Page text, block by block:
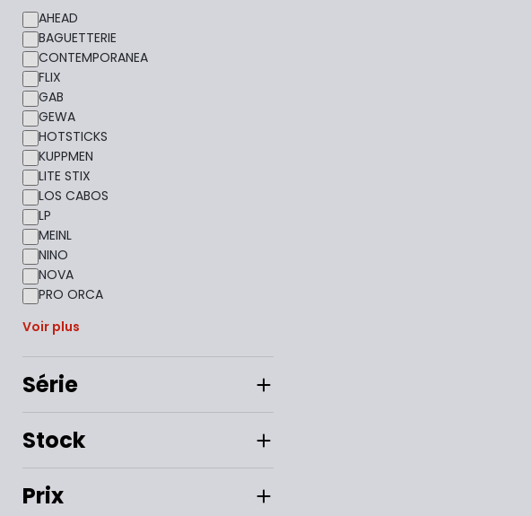
AHEAD
BAGUETTERIE
CONTEMPORANEA
FLIX
GAB
GEWA
HOTSTICKS
KUPPMEN
LITE STIX
LOS CABOS
LP
MEINL
NINO
NOVA
PRO ORCA
Voir plus
Série
Stock
Prix